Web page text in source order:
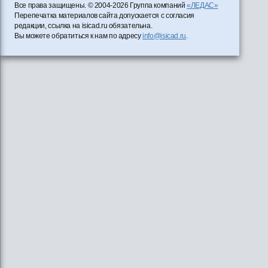
Все права защищены. © 2004-2026 Группа компаний«ЛЕДАС»
Перепечатка материалов сайта допускается с согласия
редакции, ссылка на isicad.ru обязательна.
Вы можете обратиться к нам по адресуinfo@isicad.ru